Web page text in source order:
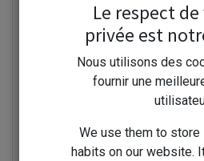
Le respect
privée est
Nous utilisons des
fournir une
We use them to store
habits on our website.